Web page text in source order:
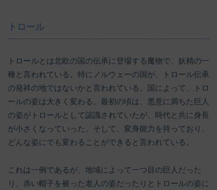
トロール
トロールとは北欧の国の伝承に登場する魔物で、妖精の一
種と言われている。特にノルウェーの国が、トロール伝承
の発祥の地ではないかと言われている。国によって、トロ
ールの姿は大きく変わる。最初の頃は、悪意に満ちた巨人
の姿がトロールとして認識されていたが、時代と共に身長
が小さくなっていった。そして、変身能力を持っており、
どんな姿にでも変わることができると言われている。
これは一例であるが、地域によって一つ目の巨人だった
り、赤い帽子を被った老人の姿だったりとトロールの姿に